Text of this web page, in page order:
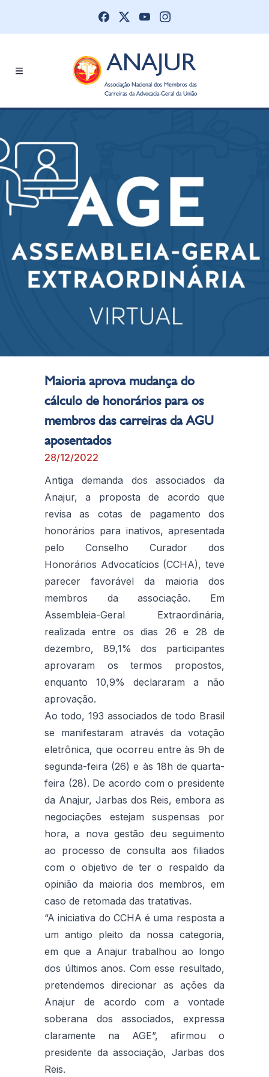
ANAJUR
Associação Nacional dos Membros das
Carreiras da Advocacia-Geral da União
Maioria aprova mudança do
cálculo de honorários para os
membros das carreiras da AGU
aposentados
28/12/2022
Antiga demanda dos associados da
Anajur, a proposta de acordo que
revisa as cotas de pagamento dos
honorários para inativos, apresentada
pelo Conselho Curador dos
Honorários Advocatícios (CCHA), teve
parecer favorável da maioria dos
membros da associação. Em
Assembleia-Geral Extraordinária,
realizada entre os dias 26 e 28 de
dezembro, 89,1% dos participantes
aprovaram os termos propostos,
enquanto 10,9% declararam a não
aprovação.
Ao todo, 193 associados de todo Brasil
se manifestaram através da votação
eletrônica, que ocorreu entre às 9h de
segunda-feira (26) e às 18h de quarta-
feira (28). De acordo com o presidente
da Anajur, Jarbas dos Reis, embora as
negociações estejam suspensas por
hora, a nova gestão deu seguimento
ao processo de consulta aos filiados
com o objetivo de ter o respaldo da
opinião da maioria dos membros, em
caso de retomada das tratativas.
“A iniciativa do CCHA é uma resposta a
um antigo pleito da nossa categoria,
em que a Anajur trabalhou ao longo
dos últimos anos. Com esse resultado,
pretendemos direcionar as ações da
Anajur de acordo com a vontade
soberana dos associados, expressa
claramente na AGE”, afirmou o
presidente da associação, Jarbas dos
Reis.